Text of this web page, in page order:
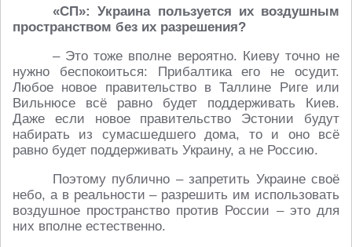
«СП»: Украина пользуется их воздушным
пространством без их разрешения?
– Это тоже вполне вероятно. Киеву точно не
нужно беспокоиться: Прибалтика его не осудит.
Любое новое правительство в Таллине Риге или
Вильнюсе всё равно будет поддерживать Киев.
Даже если новое правительство Эстонии будут
набирать из сумасшедшего дома, то и оно всё
равно будет поддерживать Украину, а не Россию.
Поэтому публично – запретить Украине своё
небо, а в реальности – разрешить им использовать
воздушное пространство против России – это для
них вполне естественно.